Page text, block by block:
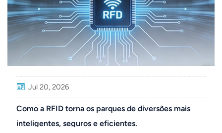
Polski
แบบไทย
Tiếng Việt
norsk
Jul 20, 2026
Como a RFID torna os parques de diversões mais
inteligentes, seguros e eficientes.